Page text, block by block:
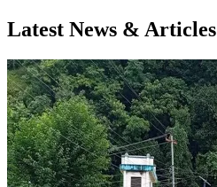
Latest News & Articles